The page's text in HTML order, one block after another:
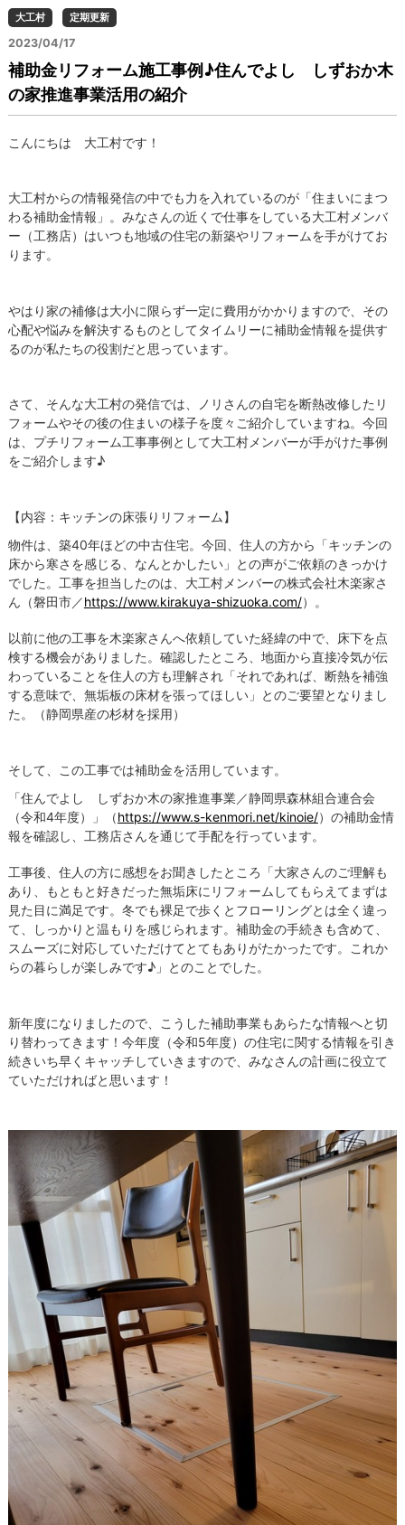
大工村 定期更新
2023/04/17
補助金リフォーム施工事例♪住んでよし しずおか木
の家推進事業活用の紹介
こんにちは 大工村です！
大工村からの情報発信の中でも力を入れているのが「住まいにまつ
わる補助金情報」。みなさんの近くで仕事をしている大工村メンバ
ー（工務店）はいつも地域の住宅の新築やリフォームを手がけてお
ります。
やはり家の補修は大小に限らず一定に費用がかかりますので、その
心配や悩みを解決するものとしてタイムリーに補助金情報を提供す
るのが私たちの役割だと思っています。
さて、そんな大工村の発信では、ノリさんの自宅を断熱改修したリ
フォームやその後の住まいの様子を度々ご紹介していますね。今回
は、プチリフォーム工事事例として大工村メンバーが手がけた事例
をご紹介します♪
【内容：キッチンの床張りリフォーム】
物件は、築40年ほどの中古住宅。今回、住人の方から「キッチンの
床から寒さを感じる、なんとかしたい」との声がご依頼のきっかけ
でした。工事を担当したのは、大工村メンバーの株式会社木楽家さ
ん（磐田市／https://www.kirakuya-shizuoka.com/）。
以前に他の工事を木楽家さんへ依頼していた経緯の中で、床下を点
検する機会がありました。確認したところ、地面から直接冷気が伝
わっていることを住人の方も理解され「それであれば、断熱を補強
する意味で、無垢板の床材を張ってほしい」とのご要望となりまし
た。（静岡県産の杉材を採用）
そして、この工事では補助金を活用しています。
「住んでよし しずおか木の家推進事業／静岡県森林組合連合会
（令和4年度）」（https://www.s-kenmori.net/kinoie/）の補助金情
報を確認し、工務店さんを通じて手配を行っています。
工事後、住人の方に感想をお聞きしたところ「大家さんのご理解も
あり、もともと好きだった無垢床にリフォームしてもらえてまずは
見た目に満足です。冬でも裸足で歩くとフローリングとは全く違っ
て、しっかりと温もりを感じられます。補助金の手続きも含めて、
スムーズに対応していただけてとてもありがたかったです。これか
らの暮らしが楽しみです♪」とのことでした。
新年度になりましたので、こうした補助事業もあらたな情報へと切
り替わってきます！今年度（令和5年度）の住宅に関する情報を引き
続きいち早くキャッチしていきますので、みなさんの計画に役立て
ていただければと思います！